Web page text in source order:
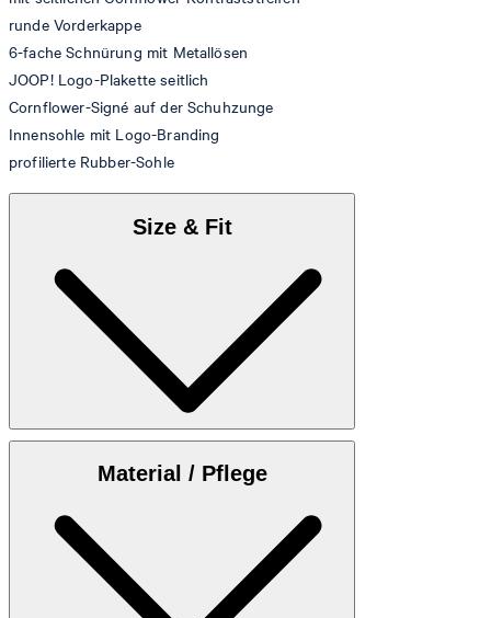
runde Vorderkappe
6-fache Schnürung mit Metallösen
JOOP! Logo-Plakette seitlich
Cornflower-Signé auf der Schuhzunge
Innensohle mit Logo-Branding
profilierte Rubber-Sohle
Size & Fit
Material / Pflege